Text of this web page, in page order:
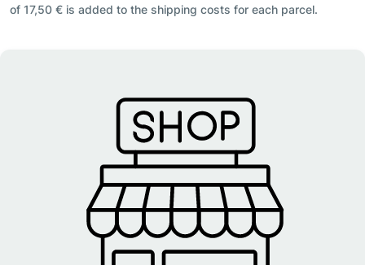
of 17,50 € is added to the shipping costs for each parcel.